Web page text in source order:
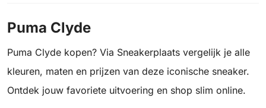
Puma Clyde
Puma Clyde kopen? Via Sneakerplaats vergelijk je alle
kleuren, maten en prijzen van deze iconische sneaker.
Ontdek jouw favoriete uitvoering en shop slim online.